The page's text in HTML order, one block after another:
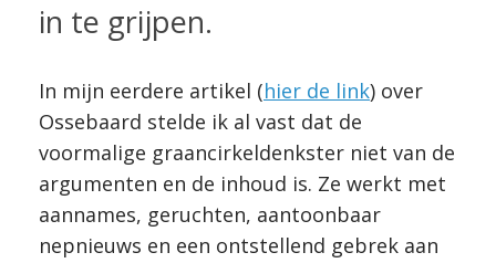
in te grijpen.
In mijn eerdere artikel (hier de link) over
Ossebaard stelde ik al vast dat de
voormalige graancirkeldenkster niet van de
argumenten en de inhoud is. Ze werkt met
aannames, geruchten, aantoonbaar
nepnieuws en een ontstellend gebrek aan